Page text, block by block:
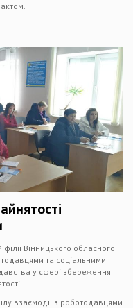
Вінницького обласного
та соціальними
у сфері збереження
взаємодії з роботодавцями